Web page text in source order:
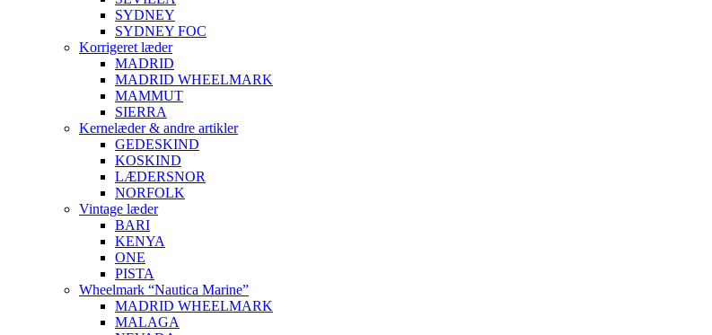
SYDNEY
SYDNEY FOC
Korrigeret læder
MADRID
MADRID WHEELMARK
MAMMUT
SIERRA
Kernelæder & andre artikler
GEDESKIND
KOSKIND
LÆDERSNOR
NORFOLK
Vintage læder
BARI
KENYA
ONE
PISTA
Wheelmark “Nautica Marine”
MADRID WHEELMARK
MALAGA